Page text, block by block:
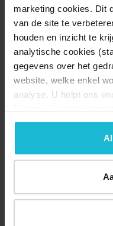
marketing cookies. Dit
van de site te
houden en inzicht te
analytische cookies
gegevens over het
website, welke enkel
analyse. U helpt ons
geen commerciële
de knoppen
© 2026